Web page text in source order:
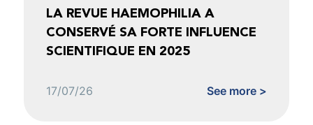
LA REVUE HAEMOPHILIA A
CONSERVÉ SA FORTE INFLUENCE
SCIENTIFIQUE EN 2025
17/07/26 See more >